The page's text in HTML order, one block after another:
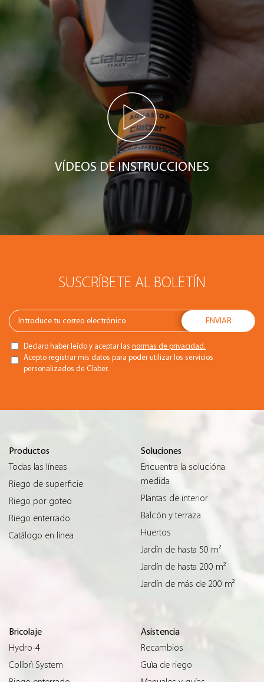
VÍDEOS DE INSTRUCCIONES
SUSCRÍBETE AL BOLETÍN
Declaro haber leído y aceptar las normas de privacidad.
Acepto registrar mis datos para poder utilizar los servicios
personalizados de Claber.
Productos
Todas las líneas
Riego de superficie
Riego por goteo
Riego enterrado
Catálogo en línea
Soluciones
Encuentra la solucióna
medida
Plantas de interior
Balcón y terraza
Huertos
Jardín de hasta 50 m²
Jardín de hasta 200 m²
Jardín de más de 200 m²
Bricolaje
Hydro-4
Colibrì System
Asistencia
Recambios
Guìa de riego